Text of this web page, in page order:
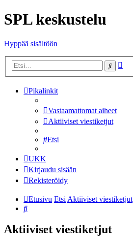
SPL keskustelu
Hyppää sisältöön
Etsi
Pikalinkit
Vastaamattomat aiheet
Aktiiviset viestiketjut
Etsi
UKK
Kirjaudu sisään
Rekisteröidy
Etusivu EtsiAktiiviset viestiketjut
Etsi
Aktiiviset viestiketjut